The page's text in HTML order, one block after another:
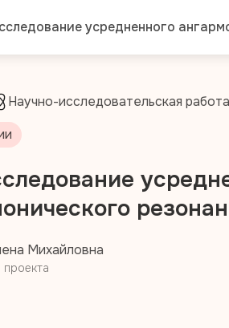
усредненного
Научно-исследовательская работа
Михайловна
проекта